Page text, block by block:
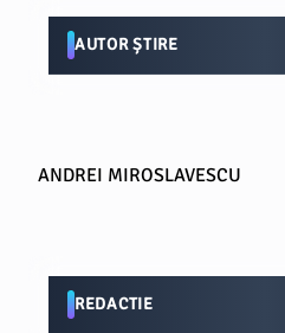
AUTOR ȘTIRE
ANDREI MIROSLAVESCU
REDACTIE